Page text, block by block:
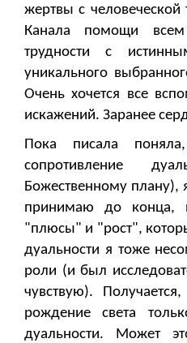
жертвы с
Канала помощи
трудности с
уникального
Очень хочется все
искажений. Заранее
Пока писала
сопротивление
Божественному плану),
принимаю до конца,
"плюсы" и "рост",
дуальности я тоже
роли (и был
чувствую).
рождение света
дуальности. Может